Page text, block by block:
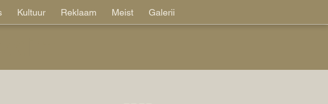
Kultuur Reklaam Meist Galerii